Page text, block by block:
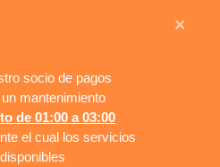
socio de pagos
mantenimiento
de 01:00 a 03:00
el cual los servicios
×